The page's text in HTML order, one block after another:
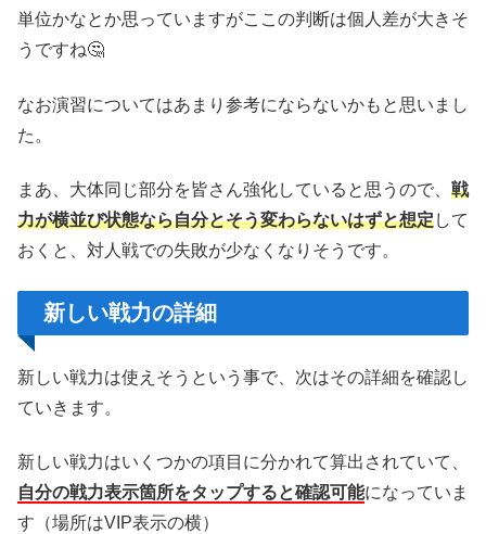
単位かなとか思っていますがここの判断は個人差が大きそ
うですね🤔
なお演習についてはあまり参考にならないかもと思いまし
た。
まあ、大体同じ部分を皆さん強化していると思うので、 戦
力が横並び状態なら自分とそう変わらないはずと想定して
おくと、対人戦での失敗が少なくなりそうです。
新しい戦力の詳細
新しい戦力は使えそうという事で、次はその詳細を確認し
ていきます。
新しい戦力はいくつかの項目に分かれて算出されていて、
自分の戦力表示箇所をタップすると確認可能になっていま
す（場所はVIP表示の横）